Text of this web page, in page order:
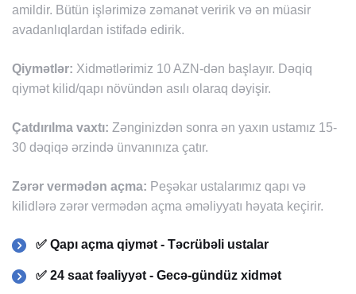
amildir. Bütün işlərimizə zəmanət veririk və ən müasir
avadanlıqlardan istifadə edirik.
Qiymətlər: Xidmətlərimiz 10 AZN-dən başlayır. Dəqiq
qiymət kilid/qapı növündən asılı olaraq dəyişir.
Çatdırılma vaxtı: Zənginizdən sonra ən yaxın ustamız 15-
30 dəqiqə ərzində ünvanınıza çatır.
Zərər vermədən açma: Peşəkar ustalarımız qapı və
kilidlərə zərər vermədən açma əməliyyatı həyata keçirir.
✅ Qapı açma qiymət - Təcrübəli ustalar
✅ 24 saat fəaliyyət - Gecə-gündüz xidmət